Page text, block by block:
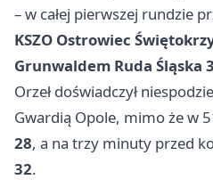
– w całej pierwszej rundzie
KSZO Ostrowiec
Grunwaldem Ruda Śląska
Orzeł doświadczył
Gwardią Opole, mimo że w
28, a na trzy minuty przed
32.